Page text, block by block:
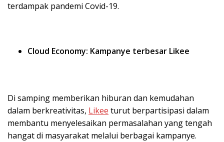
terdampak pandemi Covid-19.
Cloud Economy: Kampanye terbesar Likee
Di samping memberikan hiburan dan kemudahan
dalam berkreativitas, Likee turut berpartisipasi dalam
membantu menyelesaikan permasalahan yang tengah
hangat di masyarakat melalui berbagai kampanye.